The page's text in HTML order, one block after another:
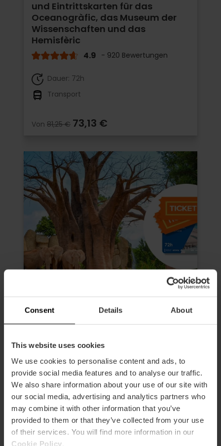
Consent Details About
This website uses cookies
We use cookies to personalise content and ads, to
provide social media features and to analyse our traffic.
We also share information about your use of our site with
our social media, advertising and analytics partners who
may combine it with other information that you’ve
provided to them or that they’ve collected from your use
of their services. You will find more information in our
Cookie Policy
und Eintrittskarten für das
Oceanogràfic, das Museum der
Wissenschaften und das
Hemisfèric
4.9 - 920 Bewertungen
Dauer: 72h
Transport
Von 81,25 € 73,13 €
und Eintrittskarten für das
Oceanogràfic, das Museum der
Wissenschaften, das Hemisfèric
und das Bioparc
4.9 - 618 Bewertungen
Dauer: 72h
Transport